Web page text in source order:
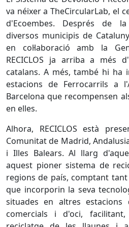
va néixer a TheCircularLab, el
d'Ecoembes. Després de
diversos municipis de
en col·laboració amb la
RECICLOS ja arriba a més
catalans. A més, també hi ha
estacions de Ferrocarrils a
Barcelona que recompensen
en elles.
Alhora, RECICLOS està
Comunitat de Madrid,
i Illes Balears. Al llarg
aquest pioner sistema de
regions de país, comptant
que incorporin la seva
situades en altres
comercials i d'oci,